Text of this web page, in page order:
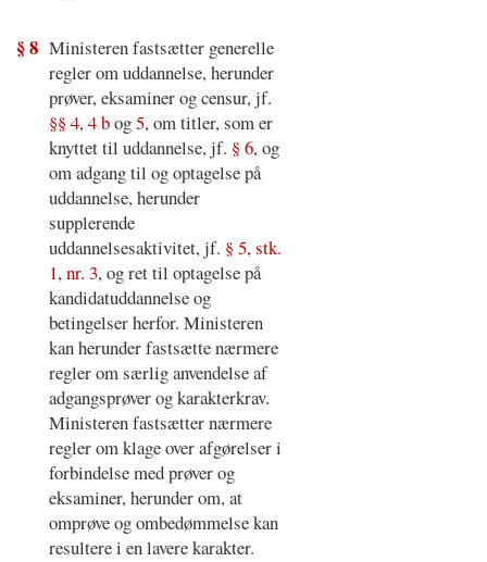
§ 8 Ministeren fastsætter generelle
regler om uddannelse, herunder
prøver, eksaminer og censur, jf.
§§ 4,4 bog5, om titler, som er
knyttet til uddannelse, jf. § 6, og
om adgang til og optagelse på
uddannelse, herunder
supplerende
uddannelsesaktivitet, jf. § 5, stk.
1, nr. 3, og ret til optagelse på
kandidatuddannelse og
betingelser herfor. Ministeren
kan herunder fastsætte nærmere
regler om særlig anvendelse af
adgangsprøver og karakterkrav.
Ministeren fastsætter nærmere
regler om klage over afgørelser i
forbindelse med prøver og
eksaminer, herunder om, at
omprøve og ombedømmelse kan
resultere i en lavere karakter.